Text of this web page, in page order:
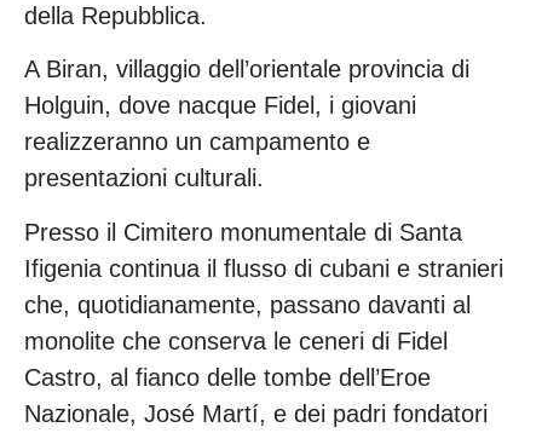
della Repubblica.
A Biran, villaggio dell’orientale provincia di
Holguin, dove nacque Fidel, i giovani
realizzeranno un campamento e
presentazioni culturali.
Presso il Cimitero monumentale di Santa
Ifigenia continua il flusso di cubani e stranieri
che, quotidianamente, passano davanti al
monolite che conserva le ceneri di Fidel
Castro, al fianco delle tombe dell’Eroe
Nazionale, José Martí, e dei padri fondatori